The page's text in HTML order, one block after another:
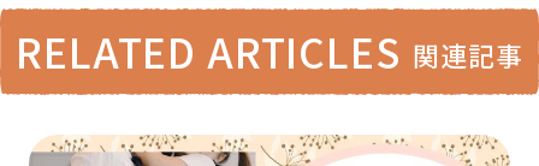
RELATED ARTICLES 関連記事